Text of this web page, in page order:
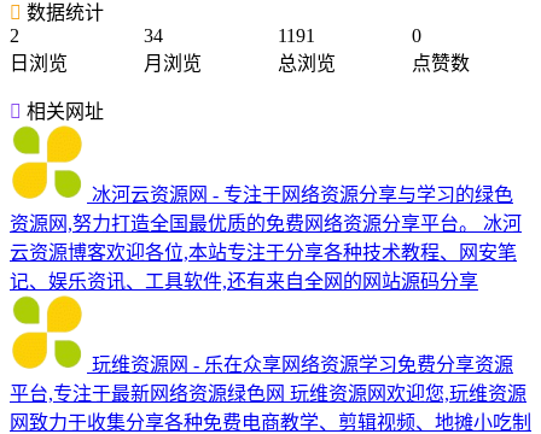
数据统计
2
日浏览
34
月浏览
1191
总浏览
0
点赞数
相关网址
冰河云资源网 - 专注于网络资源分享与学习的绿色
资源网,努力打造全国最优质的免费网络资源分享平台。
冰河
云资源博客欢迎各位,本站专注于分享各种技术教程、网安笔
记、娱乐资讯、工具软件,还有来自全网的网站源码分享
玩维资源网 - 乐在众享网络资源学习免费分享资源
平台,专注于最新网络资源绿色网 玩维资源网欢迎您,玩维资源
网致力于收集分享各种免费电商教学、剪辑视频、地摊小吃制